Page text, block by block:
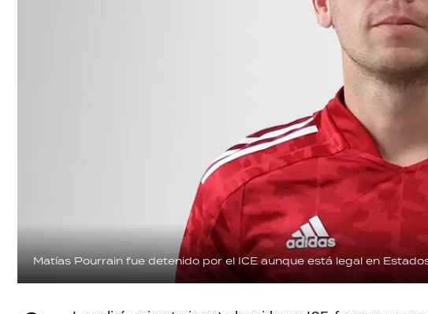
Matías Pourrain fue detenido por el ICE aunque está legal en